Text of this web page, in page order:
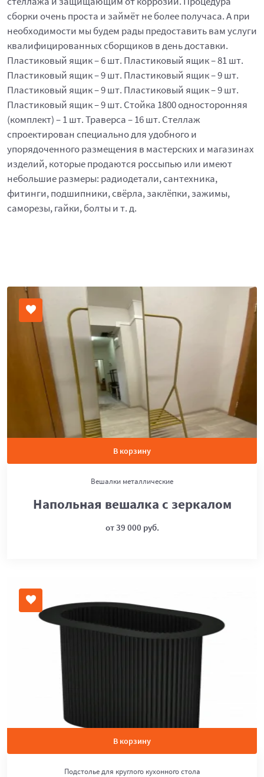
сборки очень проста и займёт не более получаса. А при
необходимости мы будем рады предоставить вам услуги
квалифицированных сборщиков в день доставки.
Пластиковый ящик – 6 шт. Пластиковый ящик – 81 шт.
Пластиковый ящик – 9 шт. Пластиковый ящик – 9 шт.
Пластиковый ящик – 9 шт. Пластиковый ящик – 9 шт.
Пластиковый ящик – 9 шт. Стойка 1800 односторонняя
(комплект) – 1 шт. Траверса – 16 шт. Стеллаж
спроектирован специально для удобного и
упорядоченного размещения в мастерских и магазинах
изделий, которые продаются россыпью или имеют
небольшие размеры: радиодетали, сантехника,
фитинги, подшипники, свёрла, заклёпки, зажимы,
саморезы, гайки, болты и т. д.
В корзину
Вешалки металлические
Напольная вешалка с зеркалом
от 39 000 руб.
В корзину
Подстолье для круглого кухонного стола